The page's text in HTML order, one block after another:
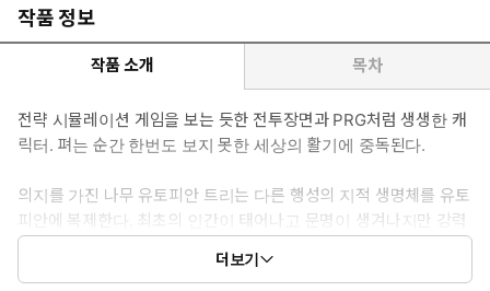
작품 정보
작품 소개 목차
전략 시뮬레이션 게임을 보는 듯한 전투장면과 PRG처럼 생생한 캐
릭터. 펴는 순간 한번도 보지 못한 세상의 활기에 중독된다.
의지를 가진 나무 유토피안 트리는 다른 행성의 지적 생명체를 유토
피안에 복제한다. 최초의 인간이 태어나고 문명이 생겨나지만 강력
한 적 때문에 인류는 곧 멸망의 위기에 처한다. 마침내 마지막 희망
인 아이돌, 주은이 탄생하는데…….
더보기